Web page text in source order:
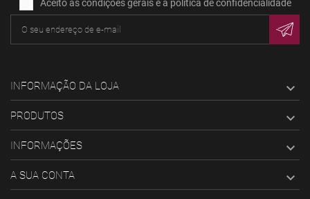
Aceito as condições gerais e a política de confidencialidade
INFORMAÇÃO DA LOJA 
PRODUTOS 
INFORMAÇÕES 
A SUA CONTA 